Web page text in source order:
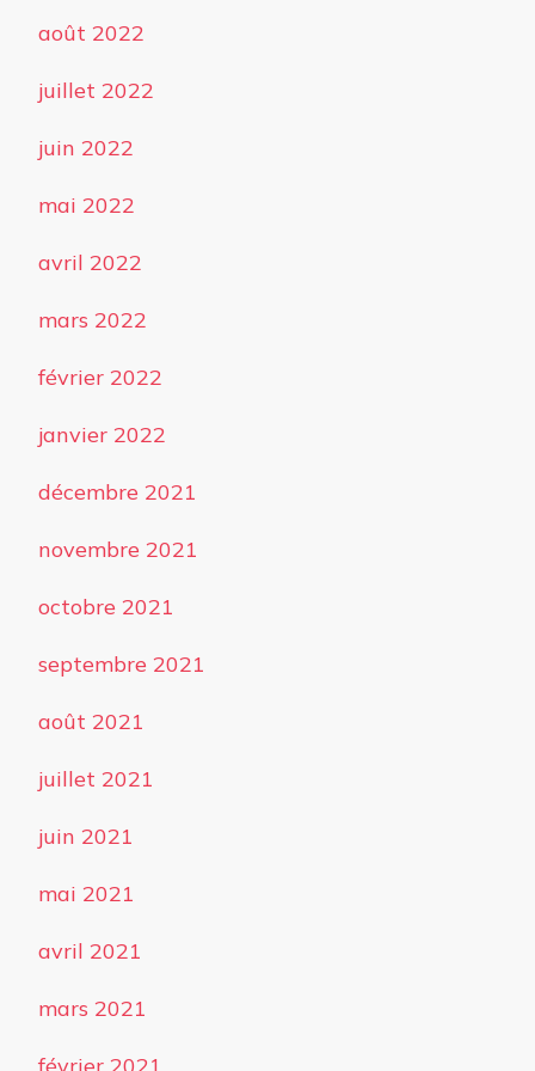
août 2022
juillet 2022
juin 2022
mai 2022
avril 2022
mars 2022
février 2022
janvier 2022
décembre 2021
novembre 2021
octobre 2021
septembre 2021
août 2021
juillet 2021
juin 2021
mai 2021
avril 2021
mars 2021
février 2021